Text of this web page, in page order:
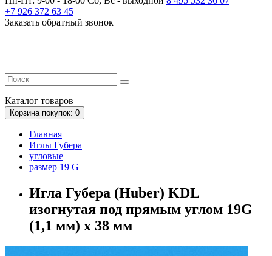
+7 926 372 63 45
Заказать обратный звонок
Каталог товаров
Корзинапокупок: 0
Главная
Иглы Губера
угловые
размер 19 G
Игла Губера (Huber) KDL
изогнутая под прямым углом 19G
(1,1 мм) x 38 мм